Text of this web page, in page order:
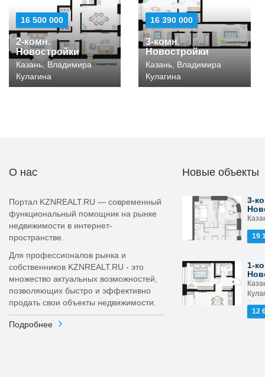
16 500 000
2-комн.
Новостройки
Казань, Владимира
Кулагина
16 390 000
3-комн.
Новостройки
Казань, Владимира
Кулагина
О нас
Портал KZNREALT.RU — современный
функциональный помощник на рынке
недвижимости в интернет-
пространстве.
Для профессионалов рынка и
собственников KZNREALT.RU - это
множество актуальных возможностей,
позволяющих быстро и эффективно
продать свои объекты недвижимости.
Подробнее
Новые объекты
3-
19
1-
12